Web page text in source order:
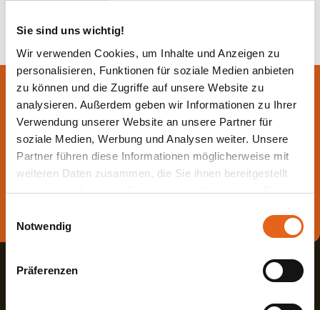
Sie sind uns wichtig!
Wir verwenden Cookies, um Inhalte und Anzeigen zu
personalisieren, Funktionen für soziale Medien anbieten
zu können und die Zugriffe auf unsere Website zu
analysieren. Außerdem geben wir Informationen zu Ihrer
Verwendung unserer Website an unsere Partner für
soziale Medien, Werbung und Analysen weiter. Unsere
Partner führen diese Informationen möglicherweise mit
weiteren Daten zusammen, die Sie ihnen bereitgestellt
haben oder die sie im Rahmen Ihrer Nutzung der Dienste
Bitte beachten Sie, dass einige der Partner auch Daten in
Drittländer übermitteln können, in denen möglicherweise
ein anderes Datenschutzniveau besteht als in der EU.
Notwendig
Präferenzen
Lassen Sie sich jetzt
beraten.
Die beste Beratung ist die persönliche - von einem Haas
Fachberater in Ihrer Nähe!